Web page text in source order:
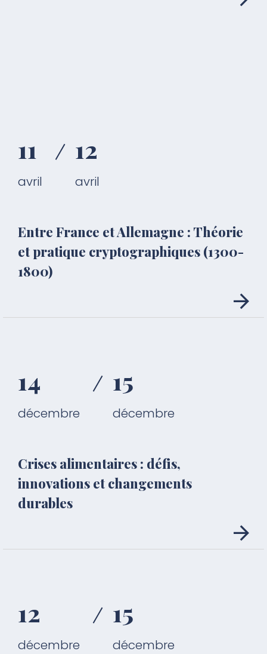
11
avril
12
avril
Entre France et Allemagne : Théorie
et pratique cryptographiques (1300-
1800)
14
décembre
15
décembre
Crises alimentaires : défis,
innovations et changements
durables
12
décembre
15
décembre